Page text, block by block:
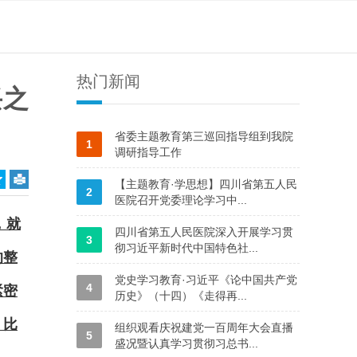
就
整
密
比
热门新闻
1
省委主题教育第三巡回指导组到我院
调研指导工作
2
【主题教育·学思想】四川省第五人民
医院召开党委理论学习中...
3
四川省第五人民医院深入开展学习贯
彻习近平新时代中国特色社...
4
党史学习教育·习近平《论中国共产党
历史》（十四）《走得再...
5
组织观看庆祝建党一百周年大会直播
盛况暨认真学习贯彻习总书...